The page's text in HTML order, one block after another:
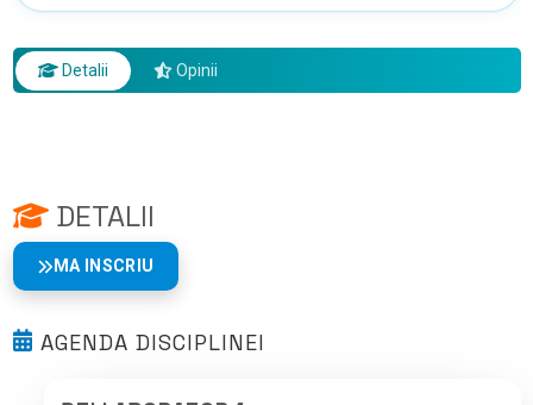
Detalii Opinii
DETALII
MA INSCRIU
AGENDA DISCIPLINEI